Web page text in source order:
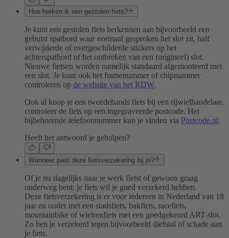
Hoe herken ik een gestolen fiets?
Je kunt een gestolen fiets herkennen aan bijvoorbeeld een
gebutst spatbord waar normaal gesproken het slot zit, half
verwijderde of overgeschilderde stickers op het
achterspatbord of het ontbreken van een (origineel) slot.
Nieuwe fietsen worden namelijk standaard afgemonteerd met
een slot. Je kunt ook het framenummer of chipnummer
controleren op de website van het RDW.
Ook al koop je een tweedehands fiets bij een rijwielhandelaar,
controleer de fiets op een ingegraveerde postcode. Het
bijbehorende telefoonnummer kun je vinden via Postcode.nl.
Heeft het antwoord je geholpen?
Wanneer past deze fietsverzekering bij je?
Of je nu dagelijks naar je werk fietst of gewoon graag
onderweg bent: je fiets wil je goed verzekerd hebben.
Deze fietsverzekering is er voor iedereen in Nederland van 18
jaar en ouder met een stadsfiets, bakfiets, racefiets,
mountainbike of wielrenfiets met een goedgekeurd ART-slot.
Zo ben je verzekerd tegen bijvoorbeeld diefstal of schade aan
je fiets.